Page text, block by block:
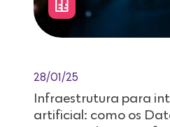
28/01/25
Infraestrutura para
artificial: como os